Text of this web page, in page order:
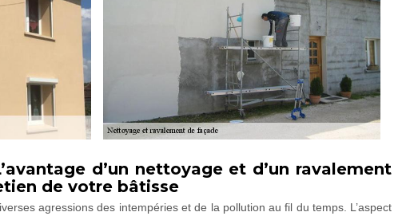
d’un nettoyage et d’un ravalement
de votre bâtisse
agressions des intempéries et de la pollution au fil du temps. L’aspect